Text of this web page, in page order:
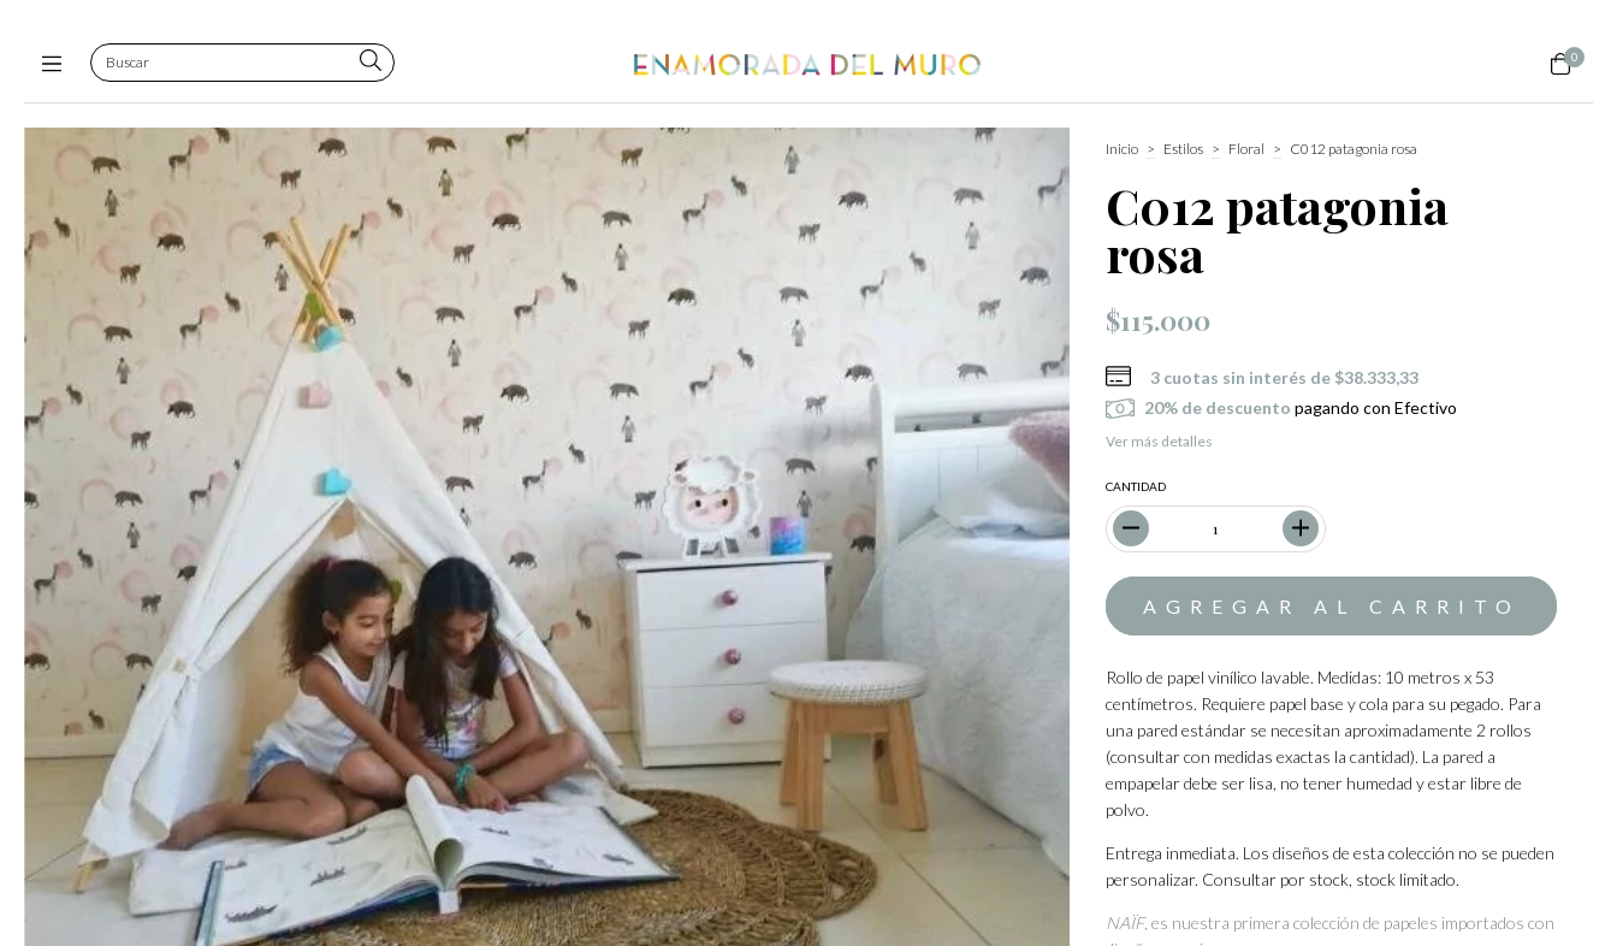
0
Inicio > Estilos > Floral > C012 patagonia rosa
C012 patagonia
rosa
$115.000
3 cuotas sin interés de $38.333,33
20% de descuento pagando con Efectivo
Ver más detalles
CANTIDAD
Rollo de papel vinílico lavable. Medidas: 10 metros x 53
centímetros. Requiere papel base y cola para su pegado. Para
una pared estándar se necesitan aproximadamente 2 rollos
(consultar con medidas exactas la cantidad). La pared a
empapelar debe ser lisa, no tener humedad y estar libre de
polvo.
Entrega inmediata. Los diseños de esta colección no se pueden
personalizar. Consultar por stock, stock limitado.
NAÏF, es nuestra primera colección de papeles importados con